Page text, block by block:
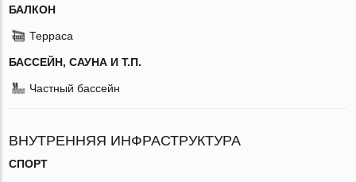
БАЛКОН
Терраса
БАССЕЙН, САУНА И Т.П.
Частный бассейн
ВНУТРЕННЯЯ ИНФРАСТРУКТУРА
СПОРТ